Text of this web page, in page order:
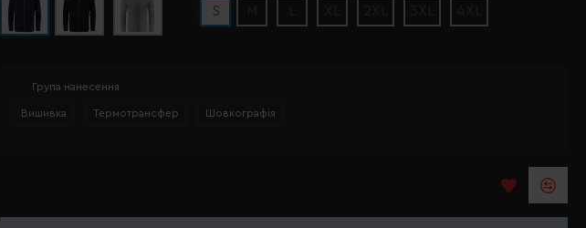
S
Група нанесення
Вишивка Термотрансфер Шовкографія